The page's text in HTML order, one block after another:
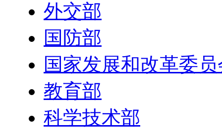
外交部
国防部
国家发展和改革委
教育部
科学技术部